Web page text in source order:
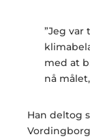
”Jeg
med at
nå
Han deltog